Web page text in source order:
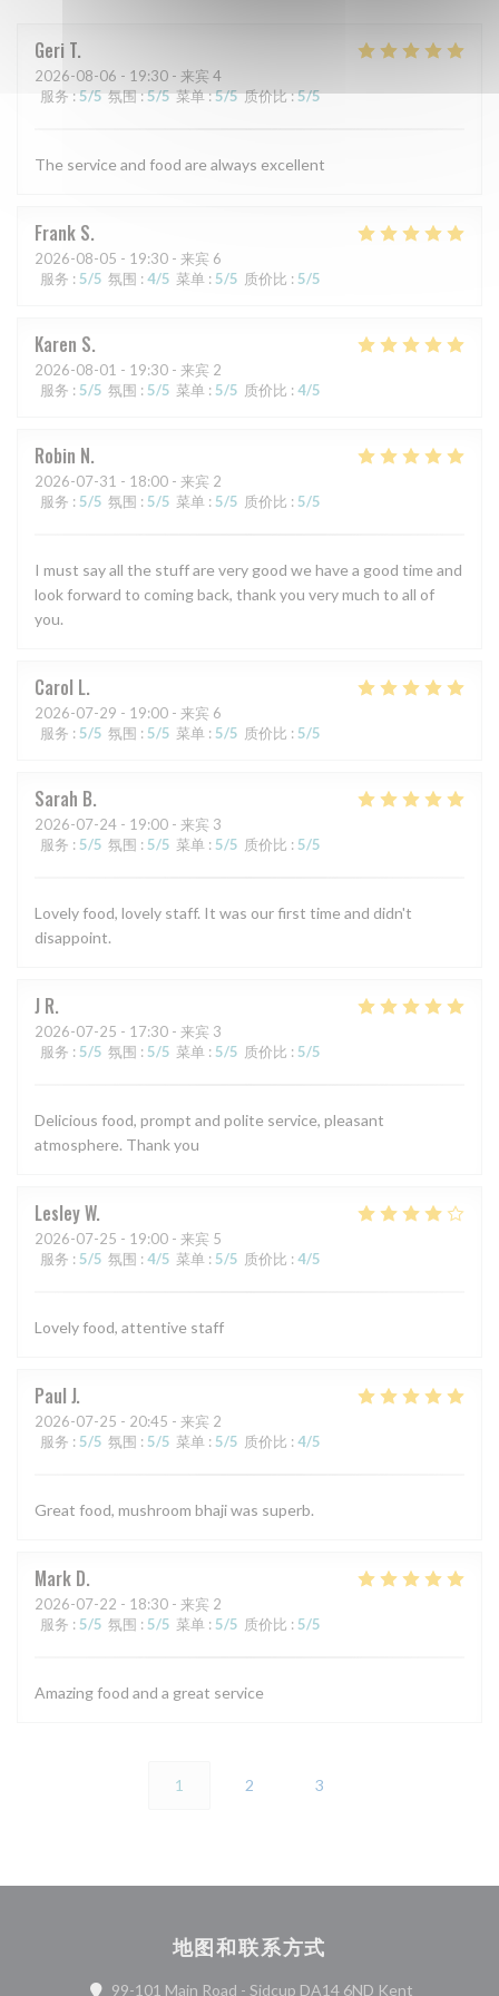
Geri T
2026-08-06 - 19:30 - 来宾 4
服务 : 5/5 氛围:5/5 菜单:5/5 质价比:5/5
The service and food are always excellent
Frank S
2026-08-05 - 19:30 - 来宾 6
服务 : 5/5 氛围 : 4/5 菜单 : 5/5 质价比 : 5/5
Karen S
2026-08-01 - 19:30 - 来宾 2
服务 : 5/5 氛围 : 5/5 菜单 : 5/5 质价比 : 4/5
Robin N
2026-07-31 - 18:00 - 来宾 2
服务 : 5/5 氛围 : 5/5 菜单 : 5/5 质价比 : 5/5
I must say all the stuff are very good we have a good time and
look forward to coming back, thank you very much to all of
you.
Carol L
2026-07-29 - 19:00 - 来宾 6
服务 : 5/5 氛围 : 5/5 菜单 : 5/5 质价比 : 5/5
Sarah B
2026-07-24 - 19:00 - 来宾 3
服务 : 5/5 氛围 : 5/5 菜单 : 5/5 质价比 : 5/5
Lovely food, lovely staff. It was our first time and didn't
disappoint.
J R
2026-07-25 - 17:30 - 来宾 3
服务 : 5/5 氛围 : 5/5 菜单 : 5/5 质价比 : 5/5
Delicious food, prompt and polite service, pleasant
atmosphere. Thank you
LesleyW
2026-07-25 - 19:00 - 来宾 5
服务 : 5/5 氛围 : 4/5 菜单 : 5/5 质价比 : 4/5
Lovely food, attentive staff
Paul J
2026-07-25 - 20:45 - 来宾 2
服务 : 5/5 氛围 : 5/5 菜单 : 5/5 质价比 : 4/5
Great food, mushroom bhaji was superb.
Mark D
2026-07-22 - 18:30 - 来宾 2
服务 : 5/5 氛围 : 5/5 菜单 : 5/5 质价比 : 5/5
Amazing food and a great service
1 2 3
地图和联系方式
99-101 Main Road - Sidcup DA14 6ND Kent